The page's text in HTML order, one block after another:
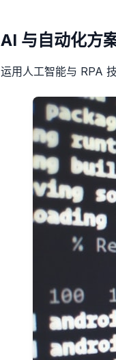
AI 与自动化方
运用人工智能与 RPA